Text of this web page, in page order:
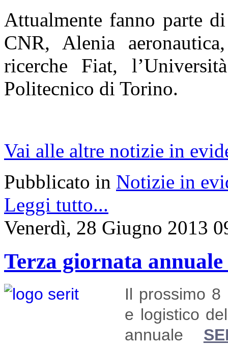
Attualmente fanno parte
CNR, Alenia
ricerche Fiat,
Politecnico di Torino.
Vai alle altre notizie in
Pubblicato in Notizie in
Leggi tutto...
Venerdì, 28 Giugno 2013
Terza giornata
Il prossimo 8
e logistico
annuale